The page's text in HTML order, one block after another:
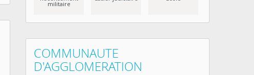
militaire
COMMUNAUTE
D'AGGLOMERATION